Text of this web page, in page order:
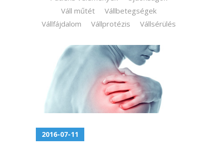
Váll műtét
Vállbetegségek
Vállfájdalom
Vállprotézis Vállsérülés
2016-07-11